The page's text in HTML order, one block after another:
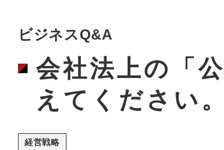
ビジネスQ&A
会社法上の「
えてください。
経営戦略